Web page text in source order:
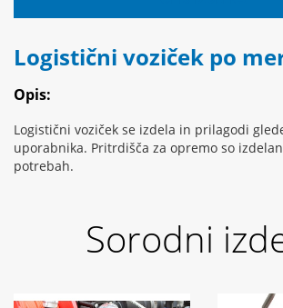
Logistični voziček po
Opis:
Logistični voziček se izdela in prilagodi
uporabnika. Pritrdišča za opremo so
potrebah.
Sorodni